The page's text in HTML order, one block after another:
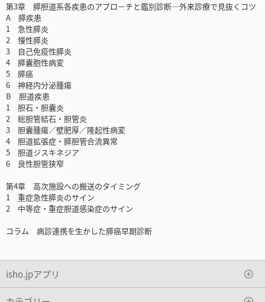
第3章 膵胆道系各疾患のアプロ－チと鑑別診断―外来診療で見抜くコツ
A 膵疾患
1 急性膵炎
2 慢性膵炎
3 自己免疫性膵炎
4 膵囊胞性病変
5 膵癌
6 神経内分泌腫瘍
B 胆道疾患
1 胆石・胆囊炎
2 総胆管結石・胆管炎
3 胆囊腫瘍／壁肥厚／隆起性病変
4 胆道拡張症・膵胆管合流異常
5 胆道ジスキネジア
6 良性胆管狭窄
第4章 高次施設への搬送のタイミング
1 重症急性膵炎のサイン
2 中等症・重症胆道感染症のサイン
コラム 病診連携を生かした膵癌早期診断
isho.jpアプリ